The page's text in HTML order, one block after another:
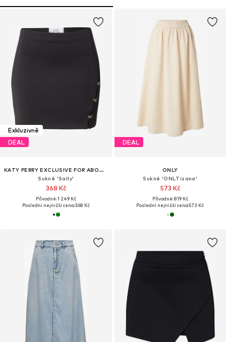
Exkluzivně
DEAL
KATY PERRY EXCLUSIVE FOR ABOUT YOU
Sukně 'Sally'
368 Kč
Původně: 1 249 Kč
Poslední nejnižší cena:368 Kč
DEAL
ONLY
Sukně 'ONLTizana'
573 Kč
Původně: 819 Kč
Poslední nejnižší cena:573 Kč